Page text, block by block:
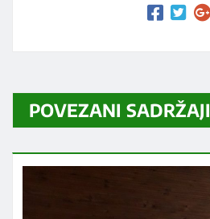
POVEZANI SADRŽAJI